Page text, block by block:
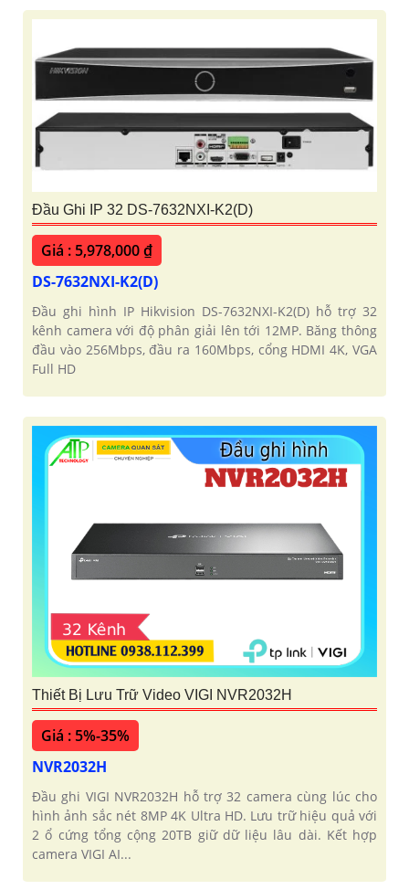
Đầu Ghi IP 32 DS-7632NXI-K2(D)
Giá : 5,978,000 ₫
DS-7632NXI-K2(D)
Đầu ghi hình IP Hikvision DS-7632NXI-K2(D) hỗ trợ 32
kênh camera với độ phân giải lên tới 12MP. Băng thông
đầu vào 256Mbps, đầu ra 160Mbps, cổng HDMI 4K, VGA
Full HD
Thiết Bị Lưu Trữ Video VIGI NVR2032H
Giá : 5%-35%
NVR2032H
Đầu ghi VIGI NVR2032H hỗ trợ 32 camera cùng lúc cho
hình ảnh sắc nét 8MP 4K Ultra HD. Lưu trữ hiệu quả với
2 ổ cứng tổng cộng 20TB giữ dữ liệu lâu dài. Kết hợp
camera VIGI AI...